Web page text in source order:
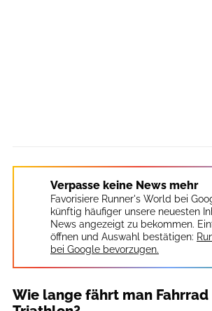
Verpasse keine News mehr
Favorisiere Runner's World bei
künftig häufiger unsere neuesten
News angezeigt zu bekommen.
öffnen und Auswahl bestätigen:
bei Google bevorzugen.
Wie lange fährt man Fahrrad